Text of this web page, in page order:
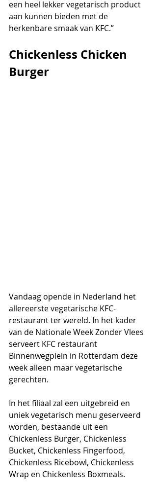
een heel lekker vegetarisch product
aan kunnen bieden met de
herkenbare smaak van KFC.”
Chickenless Chicken
Burger
Vandaag opende in Nederland het
allereerste vegetarische KFC-
restaurant ter wereld. In het kader
van de Nationale Week Zonder Vlees
serveert KFC restaurant
Binnenwegplein in Rotterdam deze
week alleen maar vegetarische
gerechten.
In het filiaal zal een uitgebreid en
uniek vegetarisch menu geserveerd
worden, bestaande uit een
Chickenless Burger, Chickenless
Bucket, Chickenless Fingerfood,
Chickenless Ricebowl, Chickenless
Wrap en Chickenless Boxmeals.